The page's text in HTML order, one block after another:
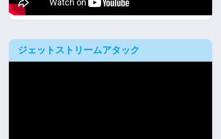
ジェットストリームアタック